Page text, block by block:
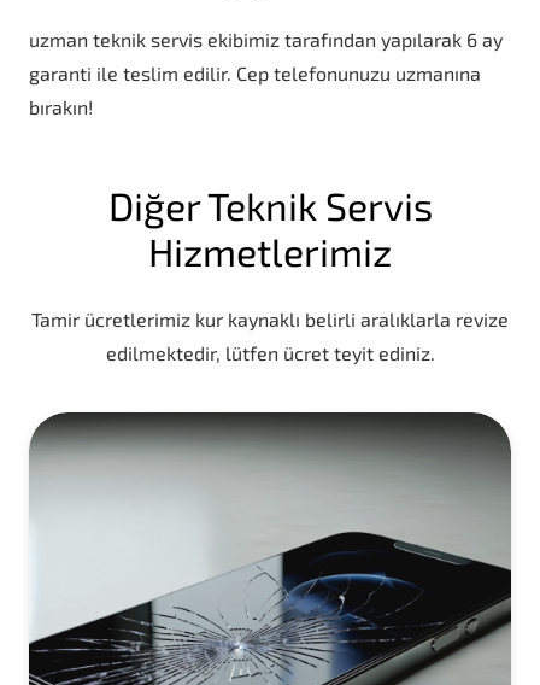
uzman teknik servis ekibimiz tarafından yapılarak 6 ay
garanti ile teslim edilir. Cep telefonunuzu uzmanına
bırakın!
Diğer Teknik Servis
Hizmetlerimiz
Tamir ücretlerimiz kur kaynaklı belirli aralıklarla revize
edilmektedir, lütfen ücret teyit ediniz.